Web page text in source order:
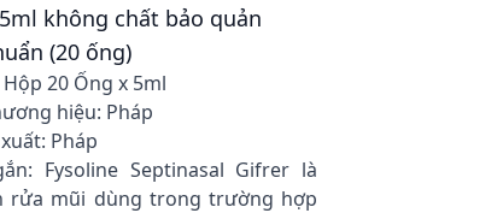
không chất bảo quản
(20 ống)
20 Ống x 5ml
hiệu: Pháp
Pháp
Fysoline Septinasal Gifrer là
rửa mũi dùng trong trường hợp